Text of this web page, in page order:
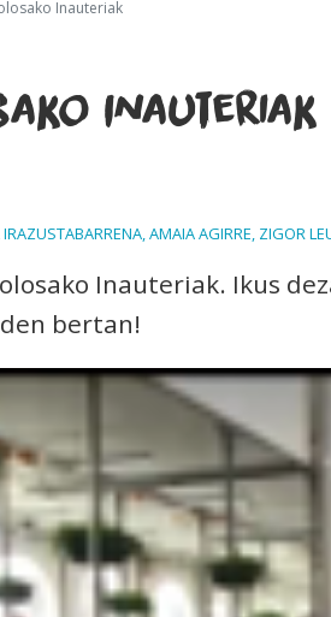
Inauteriak
Inauteriak
AMAIA AGIRRE, ZIGOR
Inauteriak. Ikus
bertan!